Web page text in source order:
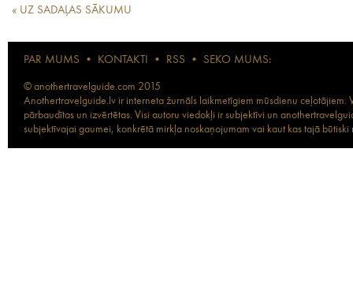
« UZ SADAĻAS SĀKUMU
PAR MUMS • KONTAKTI • RSS • SEKO MUMS:
© anothertravelguide.com 2015
Anothertravelguide.lv ir interneta žurnāls laikmetīgiem mūsdienu
pārbaudītas un izvērtētas. Visi autoru viedokļi ir subjektīvi un
subjektīvajai gaumei, konkrētā mirkļa noskaņojumam vai kaut kas tajā